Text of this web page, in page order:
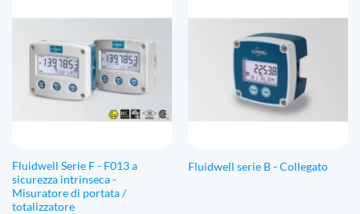
Fluidwell Serie F - F013 a
sicurezza intrinseca -
Misuratore di portata /
totalizzatore
Fluidwell serie B - Collegato